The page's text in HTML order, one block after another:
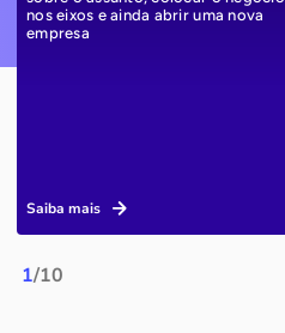
1/10
nos eixos e ainda abrir uma nova
empresa
Saiba mais